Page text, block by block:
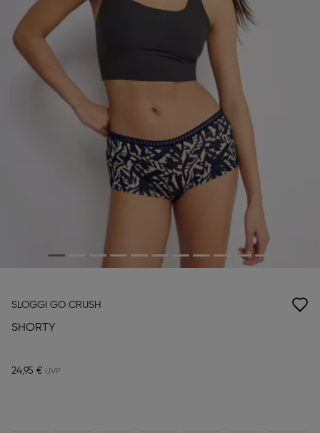
SLOGGI GO CRUSH
SHORTY
24,95 €